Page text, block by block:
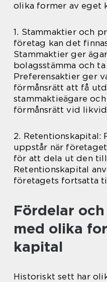
olika former av eget
1. Stammaktier och
företag kan det
Stammaktier ger
bolagsstämma och
Preferensaktier ger
förmånsrätt att få
stammaktieägare
förmånsrätt vid
2. Retentionskapital:
uppstår när
för att dela ut den till
Retentionskapital
företagets fortsatta
Fördelar
med olika
kapital
Historiskt sett har